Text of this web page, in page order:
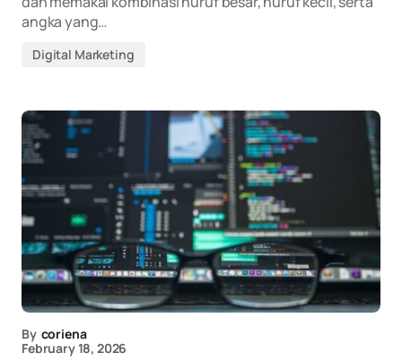
angka yang…
Digital Marketing
By coriena
February 18, 2026